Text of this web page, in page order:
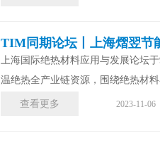
TIM同期论坛丨上海熠翌节
上海国际绝热材料应用与发展论坛
温绝热全产业链资源，围绕绝热材
查看更多 2023-11-06